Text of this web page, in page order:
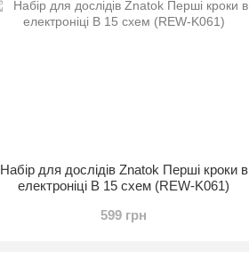
Набір для дослідів Znatok Перші кроки в
електроніці B 15 схем (REW-K061)
599 грн